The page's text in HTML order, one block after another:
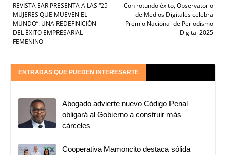
Con rotundo éxito, Observatorio
de Medios Digitales celebra
Premio Nacional de Periodismo
Digital 2025
REVISTA EAR PRESENTA A LAS “25
MUJERES QUE MUEVEN EL
MUNDO”: UNA REDEFINICIÓN
DEL ÉXITO EMPRESARIAL
FEMENINO
ENTRADAS QUE PUEDEN INTERESARTE
Abogado advierte nuevo Código Penal
obligará al Gobierno a construir más
cárceles
Cooperativa Mamoncito destaca sólida